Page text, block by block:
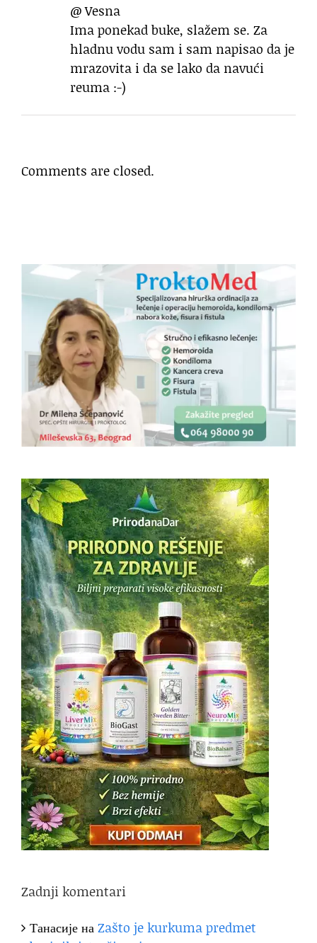
@ Vesna
Ima ponekad buke, slažem se. Za
hladnu vodu sam i sam napisao da je
mrazovita i da se lako da navući
reuma :-)
Comments are closed.
Zadnji komentari
ТанасијенаZašto je kurkuma predmet